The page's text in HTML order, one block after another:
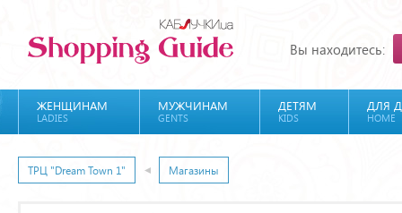
Вы находитесь:
ЖЕНЩИНАМ
LADIES
МУЖЧИНАМ
GENTS
ДЕТЯМ
KIDS
ДЛЯ
HOME
ТРЦ "Dream Town 1" Магазины